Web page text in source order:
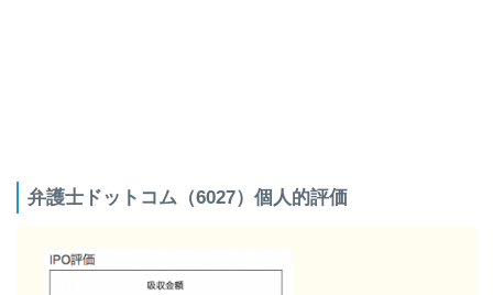
弁護士ドットコム（6027）個人的評価